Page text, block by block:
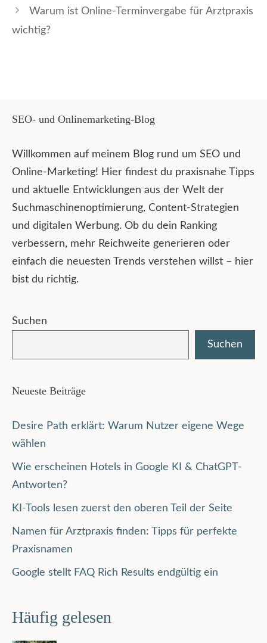
Warum ist Online-Terminvergabe für Arztpraxis
wichtig?
SEO- und Onlinemarketing-Blog
Willkommen auf meinem Blog rund um SEO und
Online-Marketing! Hier findest du praxisnahe Tipps
und aktuelle Entwicklungen aus der Welt der
Suchmaschinenoptimierung, Content-Strategien
und digitalen Werbung. Ob du dein Ranking
verbessern, mehr Reichweite generieren oder
einfach die neuesten Trends verstehen willst – hier
bist du richtig.
Suchen
Suchen
Neueste Beiträge
Desire Path erklärt: Warum Nutzer eigene Wege
wählen
Wie erscheinen Hotels in Google KI & ChatGPT-
Antworten?
KI-Tools lesen zuerst den oberen Teil der Seite
Namen für Arztpraxis finden: Tipps für perfekte
Praxisnamen
Google stellt FAQ Rich Results endgültig ein
Häufig gelesen